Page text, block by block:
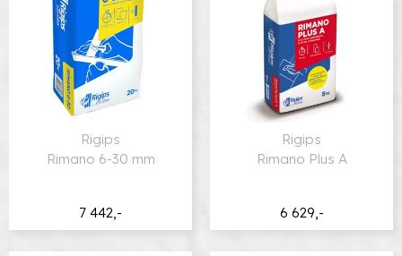
7 442,-
Rigips
Rimano 6-30 mm
6 629,-
Rigips
Rimano Plus A